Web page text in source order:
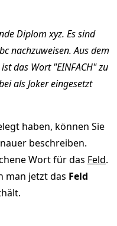
Diplom xyz. Es sind
nachzuweisen. Aus dem
das Wort "EINFACH" zu
als Joker eingesetzt
haben, können Sie
beschreiben.
Wort für das Feld.
man jetzt das Feld